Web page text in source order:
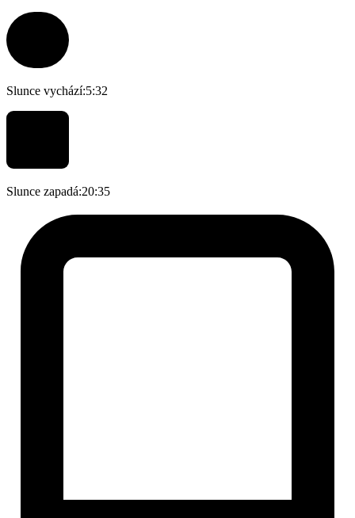
Slunce vychází:5:32
Slunce zapadá:20:35